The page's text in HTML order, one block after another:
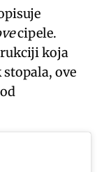
cipele.
koja
ove